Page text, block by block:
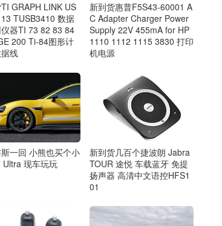
GRAPH LINK US
TUSB3410 数据
器TI 73 82 83 84
200 Ti-84图形计
线
新到货惠普F5S43-60001 A
C Adapter Charger Power
Supply 22V 455mA for HP
1110 1112 1115 3830 打印
机电源
一回 小熊也买个小
Ultra 现车玩玩
新到货几百个捷波朗 Jabra
TOUR 途悦 车载蓝牙 免提
扬声器 高清中文语控HFS1
01